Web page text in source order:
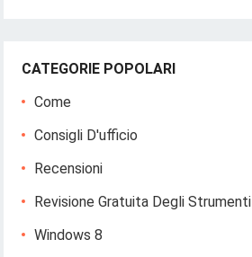
CATEGORIE POPOLARI
Come
Consigli D'ufficio
Recensioni
Revisione Gratuita Degli Strumenti
Windows 8